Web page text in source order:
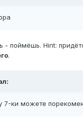
- поймёшь. Hint:
.
7-ки можете